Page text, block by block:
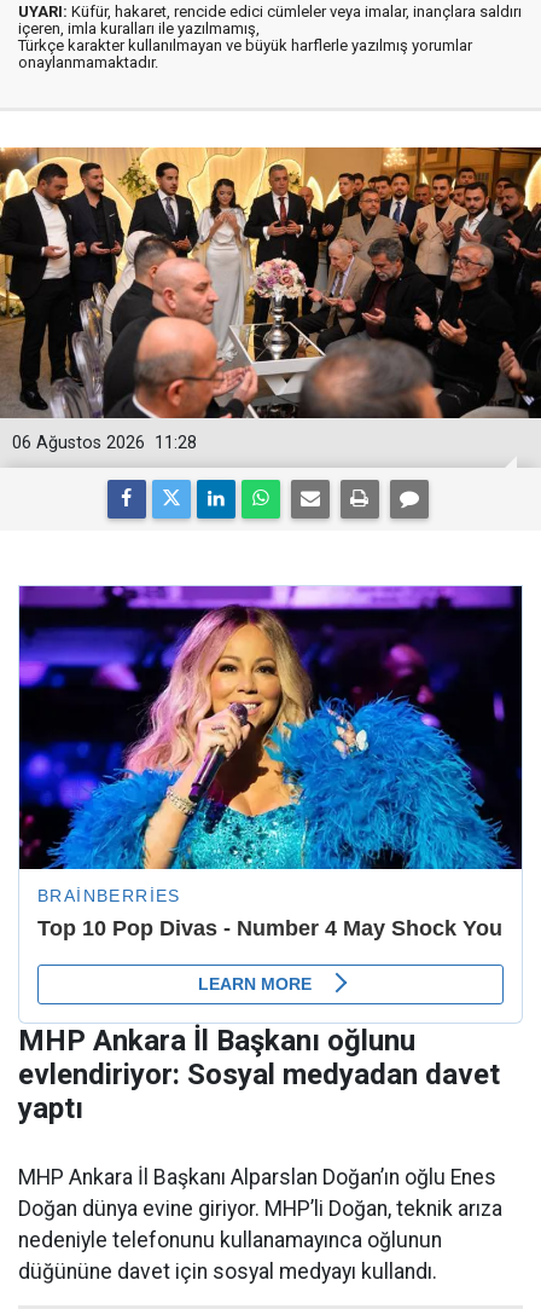
UYARI: Küfür, hakaret, rencide edici cümleler veya imalar, inançlara saldırı
içeren, imla kuralları ile yazılmamış,
Türkçe karakter kullanılmayan ve büyük harflerle yazılmış yorumlar
onaylanmamaktadır.
11:28
06 Ağustos 2026
MHP Ankara İl Başkanı oğlunu
evlendiriyor: Sosyal medyadan davet
yaptı
MHP Ankara İl Başkanı Alparslan Doğan’ın oğlu Enes
Doğan dünya evine giriyor. MHP’li Doğan, teknik arıza
nedeniyle telefonunu kullanamayınca oğlunun
düğününe davet için sosyal medyayı kullandı.